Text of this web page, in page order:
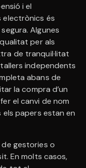
i el
electrònics és
Algunes
per als
de tranquil·litat
independents
abans de
la compra d’un
el canvi de nom
papers estan en
gestories o
En molts casos,